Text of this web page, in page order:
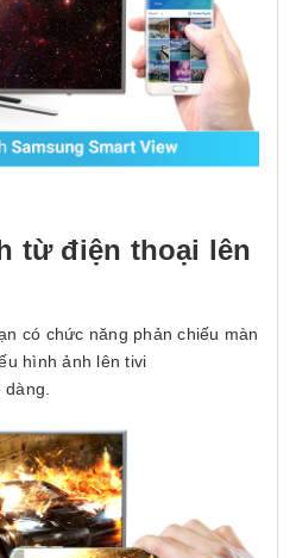
từ điện thoại lên
có chức năng phản chiếu màn
hình ảnh lên tivi
dàng.